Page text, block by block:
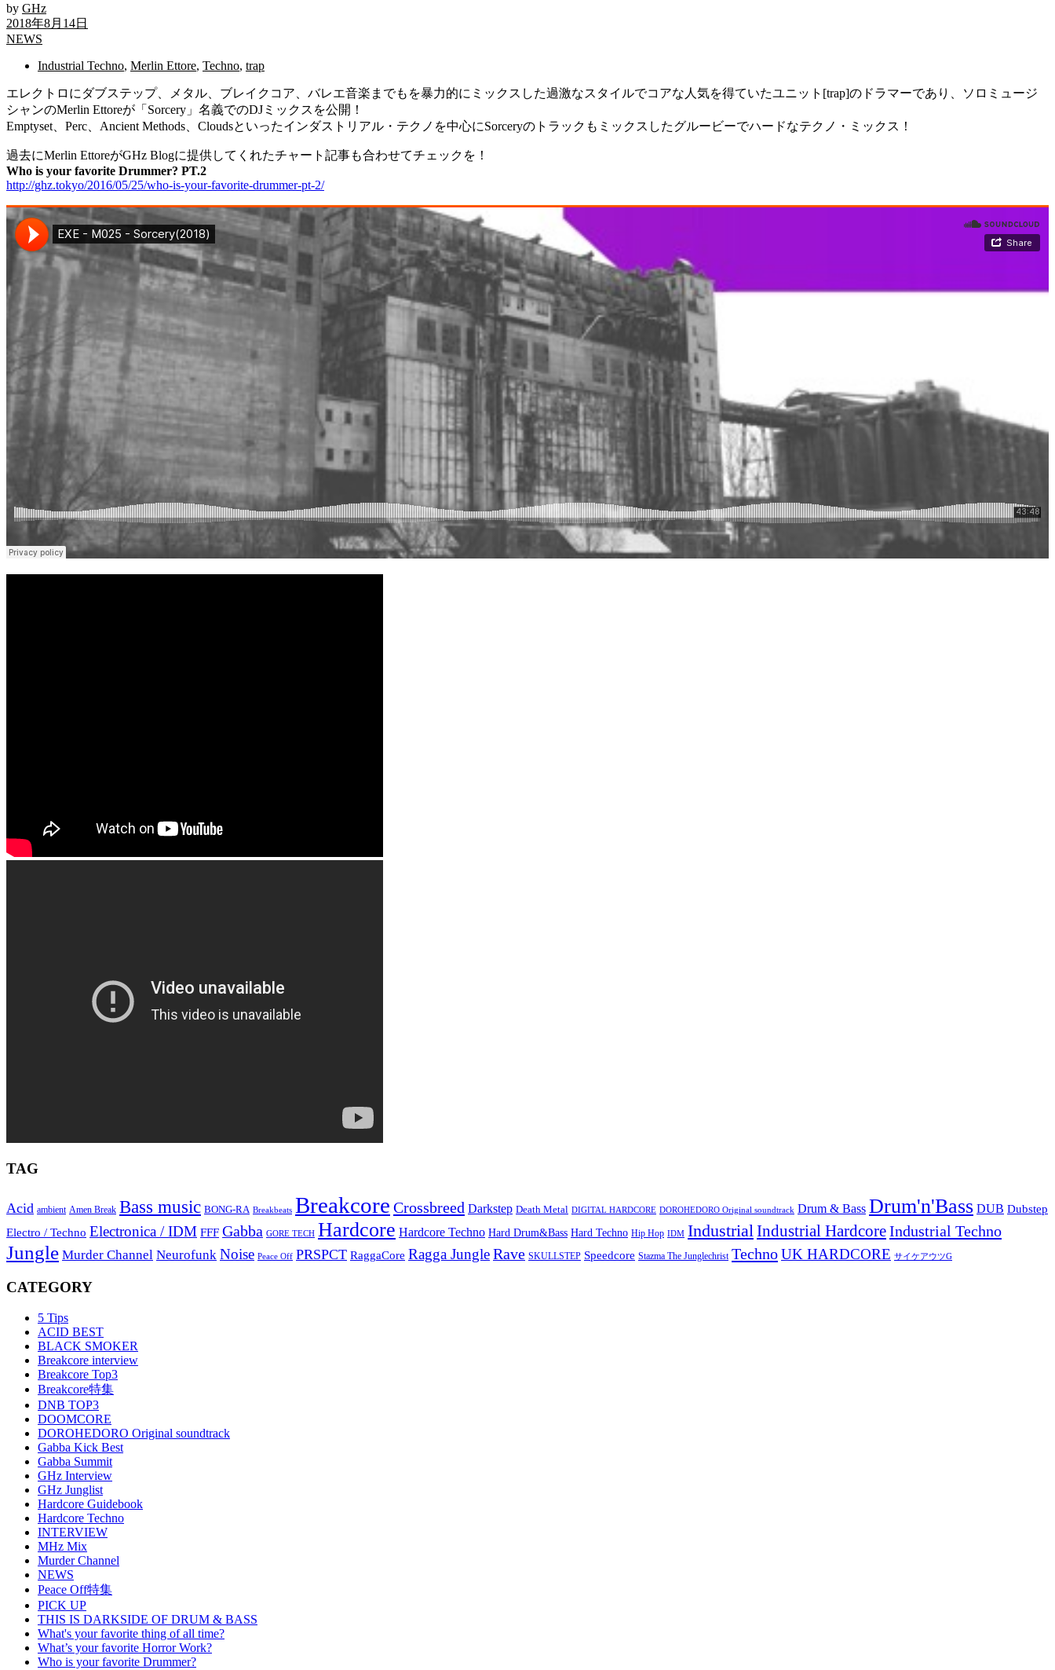
by GHz
2018年8月14日
NEWS
Industrial Techno, Merlin Ettore, Techno, trap
エレクトロにダブステップ、メタル、ブレイクコア、バレエ音楽までもを暴力的にミックスした過激なスタイルでコアな人気を得ていたユニット[trap]のドラマーであり、ソロミュージ
シャンのMerlin Ettoreが「Sorcery」名義でのDJミックスを公開！
Emptyset、Perc、Ancient Methods、Cloudsといったインダストリアル・テクノを中心にSorceryのトラックもミックスしたグルービーでハードなテクノ・ミックス！
過去にMerlin EttoreがGHz Blogに提供してくれたチャート記事も合わせてチェックを！
Who is your favorite Drummer? PT.2
http://ghz.tokyo/2016/05/25/who-is-your-favorite-drummer-pt-2/
TAG
Acid ambient Amen Break Bass music BONG-RA Breakbeats Breakcore Crossbreed Darkstep Death Metal DIGITAL HARDCORE DOROHEDORO Original soundtrack Drum & Bass Drum'n'Bass DUB Dubstep
Electro / Techno Electronica / IDM FFF Gabba GORE TECH Hardcore Hardcore Techno Hard Drum&Bass Hard Techno Hip Hop IDM IndustrialIndustrial HardcoreIndustrial Techno
Jungle Murder Channel Neurofunk Noise Peace Off PRSPCT RaggaCore Ragga JungleRave SKULLSTEP Speedcore Stazma The Junglechrist TechnoUK HARDCORE サイケアウツG
CATEGORY
5 Tips
ACID BEST
BLACK SMOKER
Breakcore interview
Breakcore Top3
Breakcore特集
DNB TOP3
DOOMCORE
DOROHEDORO Original soundtrack
Gabba Kick Best
Gabba Summit
GHz Interview
GHz Junglist
Hardcore Guidebook
Hardcore Techno
INTERVIEW
MHz Mix
Murder Channel
NEWS
Peace Off特集
PICK UP
THIS IS DARKSIDE OF DRUM & BASS
What's your favorite thing of all time?
What’s your favorite Horror Work?
Who is your favorite Drummer?